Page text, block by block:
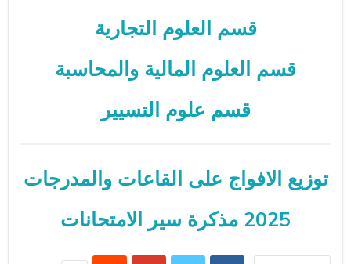
قسم العلوم التجارية
قسم العلوم المالية والمحاسبة
قسم علوم التسيير
توزيع الافواج على القاعات والمدرجات
2025 مذكرة سير الامتحانات